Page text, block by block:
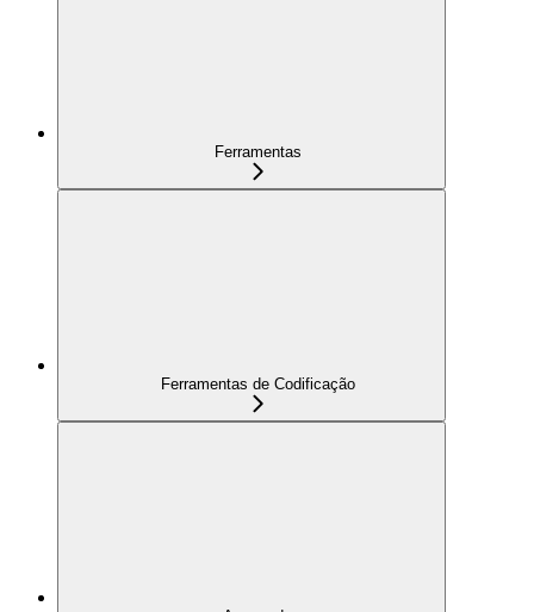
Ferramentas
Ferramentas de Codificação